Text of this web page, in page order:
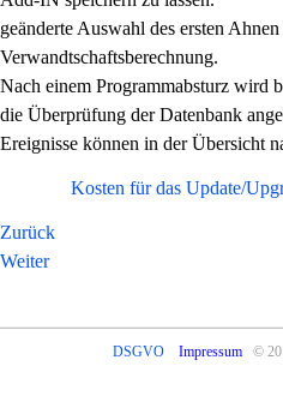
geänderte Auswahl des ersten
Verwandtschaftsberechnung.
Nach einem Programmabsturz wird
die Überprüfung der Datenbank
Ereignisse können in der Übersicht
Kosten für das Update/
Zurück
Weiter
DSGVO Impressum©